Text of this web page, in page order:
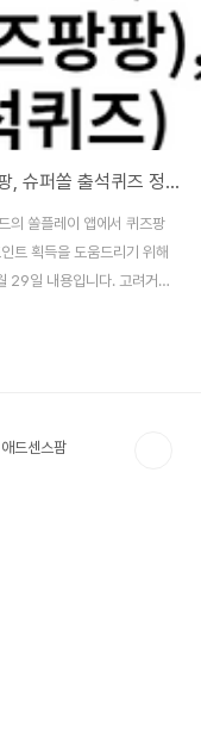
신한 쏠뱅크 쏠야구 쏠퀴즈, 쏠플레이 퀴즈팡팡, 슈퍼쏠 출석퀴즈 정답 2월 29일
의 쏠플레이 앱에서 퀴즈팡
트 획득을 도움드리기 위해
29일 내용입니다. 고려거란
구(쏠퀴즈) 2월 29일 문제
드센스팜